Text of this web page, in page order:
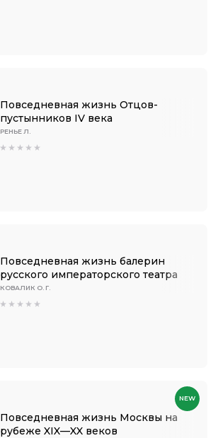
Повседневная жизнь Отцов-
пустынников IV века
РЕНЬЕ Л.
Повседневная жизнь балерин
русского императорского театра
КОВАЛИК О. Г.
Повседневная жизнь Москвы на
рубеже XIX—XX веков
NEW